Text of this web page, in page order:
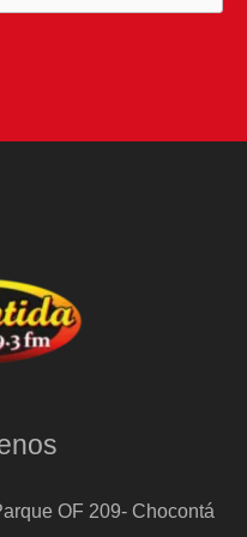
OF 209- Chocontá